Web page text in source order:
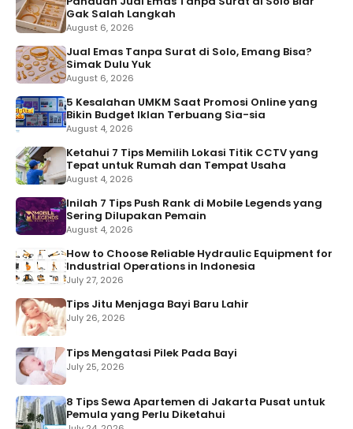
Gak Salah Langkah
August 6, 2026
Jual Emas Tanpa Surat di Solo, Emang Bisa?
Simak Dulu Yuk
August 6, 2026
5 Kesalahan UMKM Saat Promosi Online yang
Bikin Budget Iklan Terbuang Sia-sia
August 4, 2026
Ketahui 7 Tips Memilih Lokasi Titik CCTV yang
Tepat untuk Rumah dan Tempat Usaha
August 4, 2026
Inilah 7 Tips Push Rank di Mobile Legends yang
Sering Dilupakan Pemain
August 4, 2026
How to Choose Reliable Hydraulic Equipment for
Industrial Operations in Indonesia
July 27, 2026
Tips Jitu Menjaga Bayi Baru Lahir
July 26, 2026
Tips Mengatasi Pilek Pada Bayi
July 25, 2026
8 Tips Sewa Apartemen di Jakarta Pusat untuk
Pemula yang Perlu Diketahui